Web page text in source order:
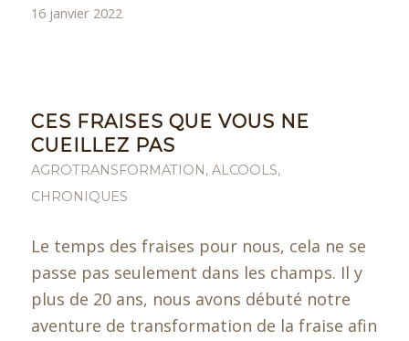
16 janvier 2022
CES FRAISES QUE VOUS NE
CUEILLEZ PAS
AGROTRANSFORMATION, ALCOOLS,
CHRONIQUES
Le temps des fraises pour nous, cela ne se
passe pas seulement dans les champs. Il y
plus de 20 ans, nous avons débuté notre
aventure de transformation de la fraise afin